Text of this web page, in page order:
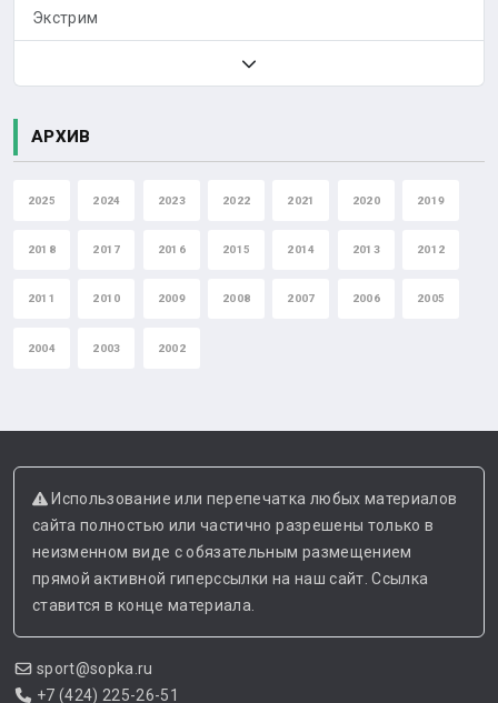
Экстрим
АРХИВ
2025 2024 2023 2022 2021 2020 2019
2018 2017 2016 2015 2014 2013 2012
2011 2010 2009 2008 2007 2006 2005
2004 2003 2002
Использование или перепечатка любых материалов
сайта полностью или частично разрешены только в
неизменном виде с обязательным размещением
прямой активной гиперссылки на наш сайт. Ссылка
ставится в конце материала.
sport@sopka.ru
+7 (424) 225-26-51